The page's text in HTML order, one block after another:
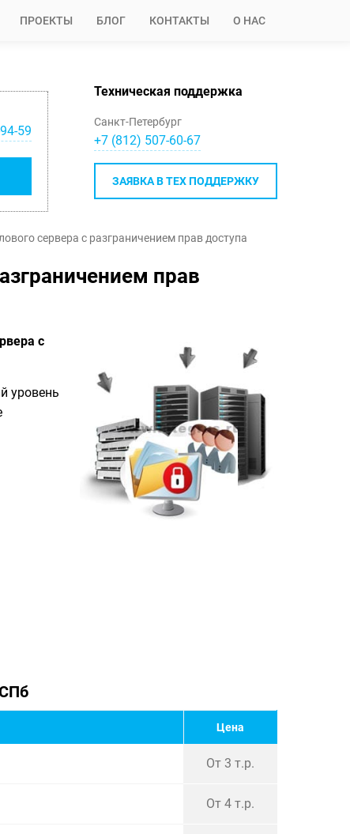
ПРОЕКТЫ БЛОГ КОНТАКТЫ О НАС
59
Техническая поддержка
Санкт-Петербург
+7 (812) 507-60-67
ЗАЯВКА В ТЕХ ПОДДЕРЖКУ
сервера с разграничением прав доступа
прав
с
уровень
Цена
От 3 т.р.
От 4 т.р.